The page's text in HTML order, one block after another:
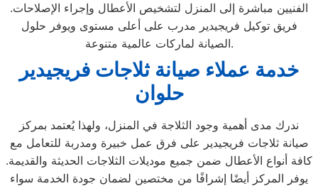
الفنيين مباشرة إلى المنزل لتشخيص الأعطال وإجراء الإصلاحات.
فريق توكيل فريجيدير مدرب على أعلى مستوى ويوفر حلول
الصيانة لماركات عالمية متنوعة.
خدمة عملاء صيانة ثلاجات فريجيدير
حلوان
ندرك مدى أهمية وجود الثلاجة في المنزل، ولهذا يُعتمد بمركز
صيانة ثلاجات فريجيدير على فرق عمل خبيرة ومدربة للتعامل مع
كافة أنواع الأعطال ضمن جميع موديلات الثلاجات الحديثة والقديمة.
يوفر المركز أيضًا إشرافًا من مختصين لضمان جودة الخدمة سواء